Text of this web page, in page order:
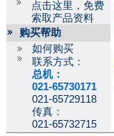
点击这里，免费
索取产品资料
购买帮助
如何购买
联系方式：
总机：
021-65730171
021-65729118
传真：
021-65732715